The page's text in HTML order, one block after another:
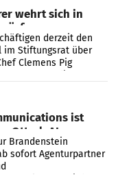
wehrt sich in
derzeit den
im Stiftungsrat über
Clemens Pig
ist
OtterlyAI
Brandenstein
sofort Agenturpartner